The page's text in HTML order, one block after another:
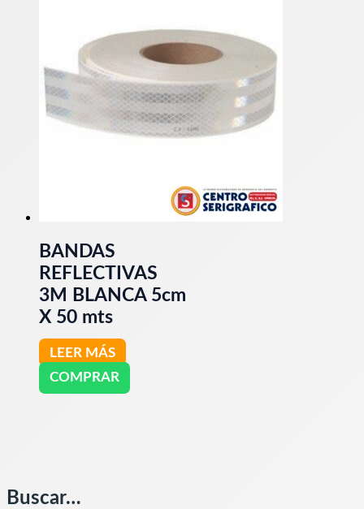
Buscar…
BANDAS
REFLECTIVAS
3M BLANCA 5cm
X 50 mts
LEER MÁS
COMPRAR